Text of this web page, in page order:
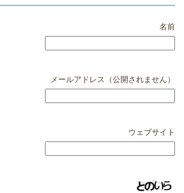
名前
メールアドレス（公開されません）
ウェブサイト